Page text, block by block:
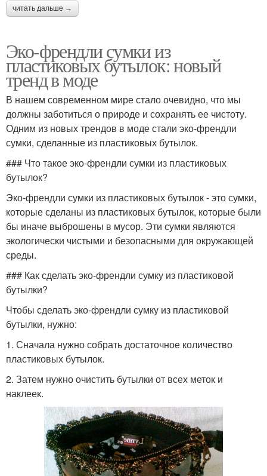
читать дальше →
Эко-френдли сумки из
пластиковых бутылок: новый
тренд в моде
В нашем современном мире стало очевидно, что мы
должны заботиться о природе и сохранять ее чистоту.
Одним из новых трендов в моде стали эко-френдли
сумки, сделанные из пластиковых бутылок.
### Что такое эко-френдли сумки из пластиковых
бутылок?
Эко-френдли сумки из пластиковых бутылок - это сумки,
которые сделаны из пластиковых бутылок, которые были
бы иначе выброшены в мусор. Эти сумки являются
экологически чистыми и безопасными для окружающей
среды.
### Как сделать эко-френдли сумку из пластиковой
бутылки?
Чтобы сделать эко-френдли сумку из пластиковой
бутылки, нужно:
1. Сначала нужно собрать достаточное количество
пластиковых бутылок.
2. Затем нужно очистить бутылки от всех меток и
наклеек.